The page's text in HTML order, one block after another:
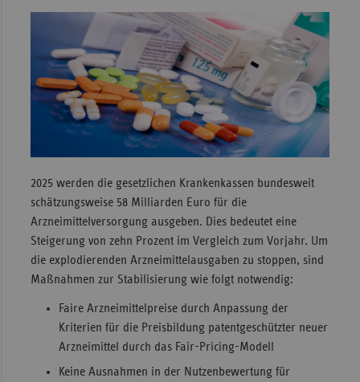
2025 werden die gesetzlichen Krankenkassen bundesweit
schätzungsweise 58 Milliarden Euro für die
Arzneimittelversorgung ausgeben. Dies bedeutet eine
Steigerung von zehn Prozent im Vergleich zum Vorjahr. Um
die explodierenden Arzneimittelausgaben zu stoppen, sind
Maßnahmen zur Stabilisierung wie folgt notwendig:
Faire Arzneimittelpreise durch Anpassung der
Kriterien für die Preisbildung patentgeschützter neuer
Arzneimittel durch das Fair-Pricing-Modell
Keine Ausnahmen in der Nutzenbewertung für